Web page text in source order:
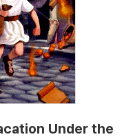
Under the